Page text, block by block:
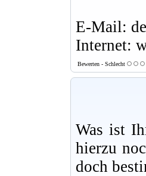
E-Mail:
Internet:
Bewerten - Schlecht
Was ist
hierzu
doch